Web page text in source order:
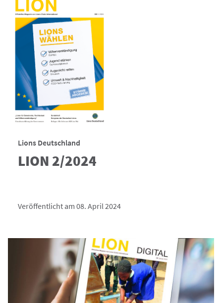
Lions Deutschland
LION 2/2024
Veröffentlicht am 08. April 2024